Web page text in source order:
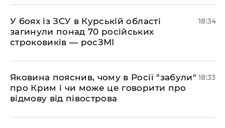
​У боях із ЗСУ в Курській області
загинули понад 70 російських
строковиків — росЗМІ
18:34
​Яковина пояснив, чому в Росії "забули"
про Крим і чи може це говорити про
відмову від півострова
18:33